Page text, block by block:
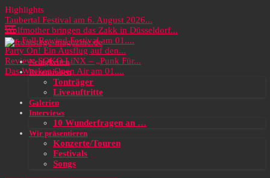
Highlights
Taubertal Festival am 6. August 2026...
Wolfmother bringen das Zakk in Düsseldorf...
Das Full Rewind Festival am 01....
Party On! Ein Ausflug auf den...
Review: SOKO LiNX – „Punk Für...
Das Wacken Open Air am 01....
Neuigkeiten
Rezensionen
Tonträger
Liveauftritte
Galerien
Interviews
10 Wunderfragen an …
Wir präsentieren
Konzerte/Touren
Festivals
Songs